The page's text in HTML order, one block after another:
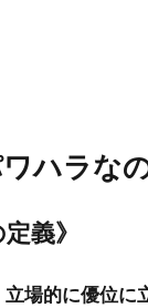
ハラな
義》
立場的に優位に